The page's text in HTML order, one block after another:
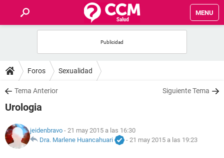
MENU
FOROS
SALUD
FAMILIA
NUTRICIÓN
Foros Sexualidad
Tema Anterior Siguiente Tema
Urologia
jeidenbravo - 21 may 2015 a las 16:30
Dra. Marlene Huancahuari
- 21 may 2015 a las 19:23